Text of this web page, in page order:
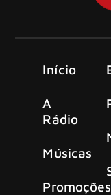
Início
A
Rádio
Músicas
Promoções